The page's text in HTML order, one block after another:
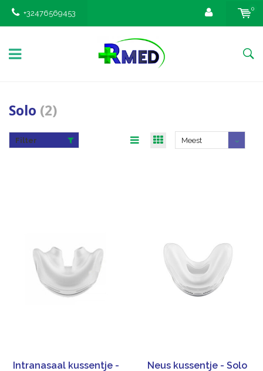
+32476569453
0
Solo (2)
Filter
Meest
Intranasaal kussentje -
Neus kussentje - Solo